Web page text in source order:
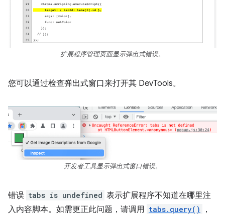
扩展程序管理页面显示弹出式错误。
您可以通过检查弹出式窗口来打开其 DevTools。
开发者工具显示弹出式窗口错误。
错误 tabs is undefined 表示扩展程序不知道在哪里注
入内容脚本。如需更正此问题，请调用 tabs.query()
，